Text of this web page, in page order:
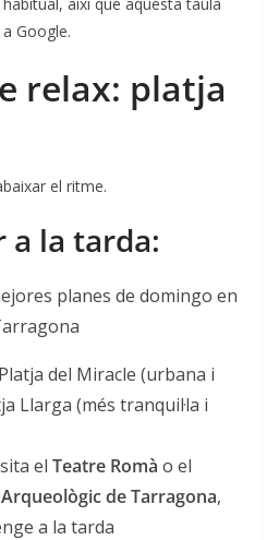
Google.
relax: platja
el ritme.
a la tarda:
del Miracle (urbana i
Llarga (més tranquil·la i
el Teatre Romà o el
de Tarragona,
a la tarda